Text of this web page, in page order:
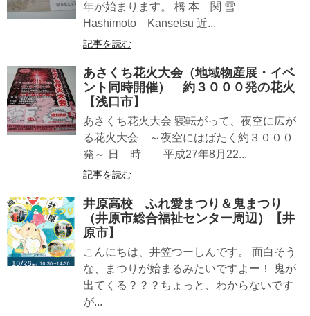
年が始まります。 橋 本 関 雪
Hashimoto Kansetsu 近...
記事を読む
あさくち花火大会（地域物産展・イベ
ント同時開催） 約３０００発の花火
【浅口市】
あさくち花火大会 寝転がって、夜空に広が
る花火大会 ～夜空にはばたく約３０００
発～ 日 時 平成27年8月22...
記事を読む
井原高校 ふれ愛まつり＆鬼まつり
（井原市総合福祉センター周辺）【井
原市】
こんにちは、井笠つーしんです。 面白そう
な、まつりが始まるみたいですよー！ 鬼が
出てくる？？？ちょっと、わからないです
が...